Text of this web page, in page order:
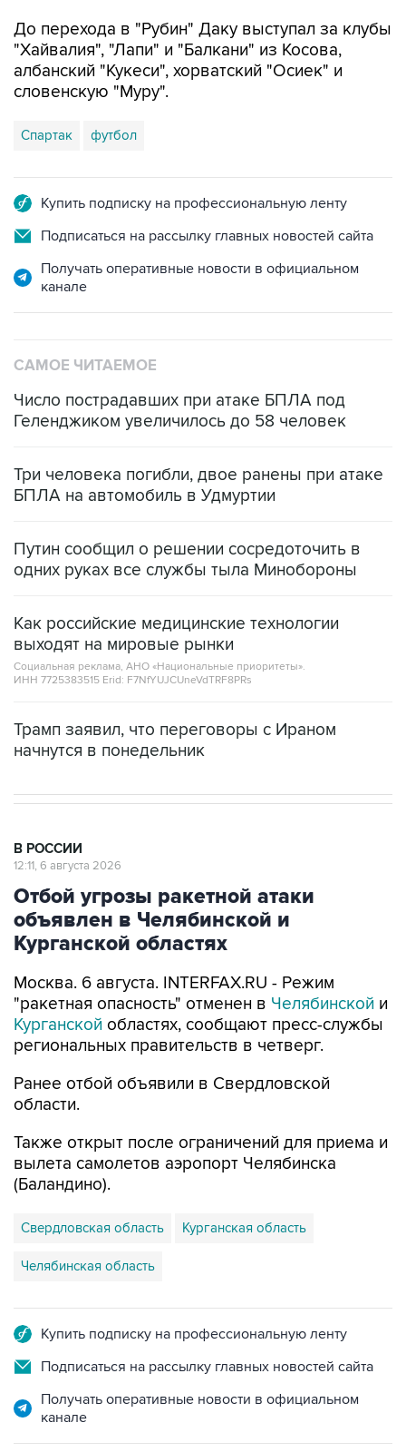
До перехода в "Рубин" Даку выступал за клубы
"Хайвалия", "Лапи" и "Балкани" из Косова,
албанский "Кукеси", хорватский "Осиек" и
словенскую "Муру".
Спартак футбол
Купить подписку на профессиональную ленту
Подписаться на рассылку главных новостей сайта
Получать оперативные новости в официальном
канале
САМОЕ ЧИТАЕМОЕ
Число пострадавших при атаке БПЛА под
Геленджиком увеличилось до 58 человек
Три человека погибли, двое ранены при атаке
БПЛА на автомобиль в Удмуртии
Путин сообщил о решении сосредоточить в
одних руках все службы тыла Минобороны
Как российские медицинские технологии
выходят на мировые рынки
Социальная реклама, АНО «Национальные приоритеты».
ИНН 7725383515 Erid: F7NfYUJCUneVdTRF8PRs
Трамп заявил, что переговоры с Ираном
начнутся в понедельник
В РОССИИ
12:11, 6 августа 2026
Отбой угрозы ракетной атаки
объявлен в Челябинской и
Курганской областях
Москва. 6 августа. INTERFAX.RU - Режим
"ракетная опасность" отменен в Челябинской и
Курганской областях, сообщают пресс-службы
региональных правительств в четверг.
Ранее отбой объявили в Свердловской
области.
Также открыт после ограничений для приема и
вылета самолетов аэропорт Челябинска
(Баландино).
Свердловская область Курганская область
Челябинская область
Купить подписку на профессиональную ленту
Подписаться на рассылку главных новостей сайта
Получать оперативные новости в официальном
канале